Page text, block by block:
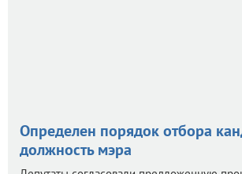
Определен порядок отбора
должность мэра